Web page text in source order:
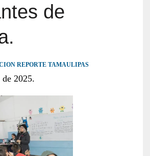
de
REPORTE TAMAULIPAS
2025.